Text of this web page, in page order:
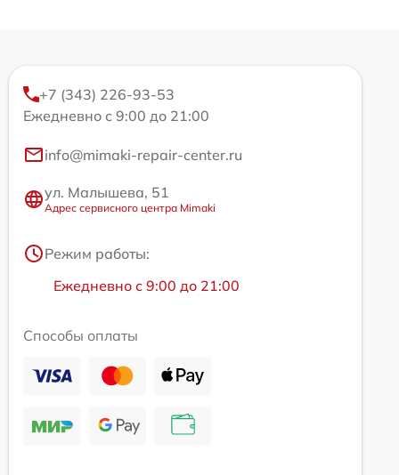
+7 (343) 226-93-53
Ежедневно с 9:00 до 21:00
info@mimaki-repair-center.ru
ул. Малышева, 51
Адрес сервисного центра Mimaki
Режим работы:
Ежедневно с 9:00 до 21:00
Способы оплаты